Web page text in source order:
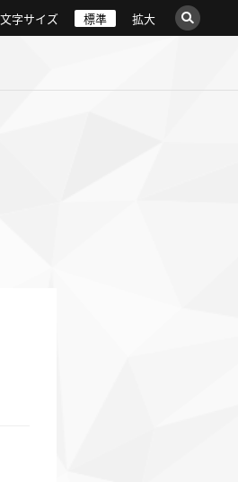
文字サイズ 標準 拡大